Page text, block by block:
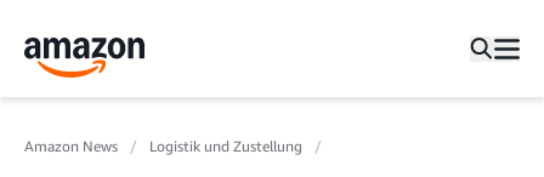
Amazon News Logistik und Zustellung